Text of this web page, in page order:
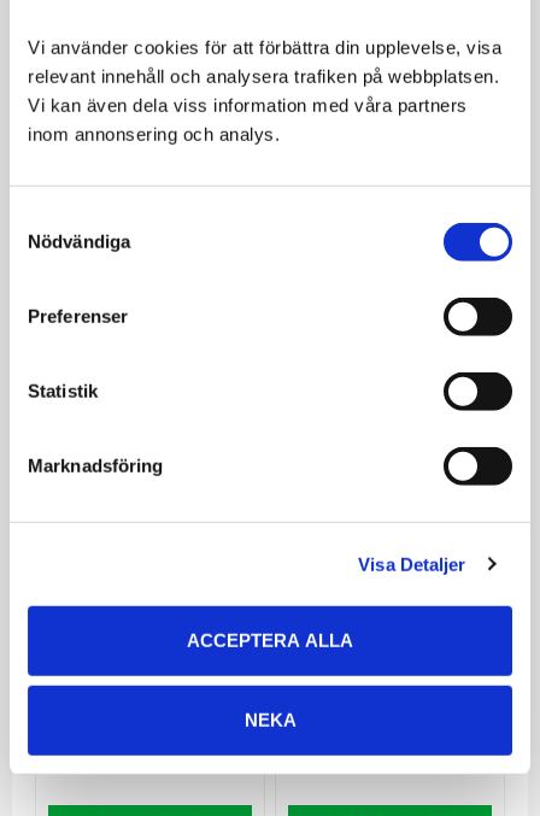
Vi använder cookies för att förbättra din upplevelse, visa
relevant innehåll och analysera trafiken på webbplatsen.
Vi kan även dela viss information med våra partners
inom annonsering och analys.
Selection
Nödvändiga
Preferenser
Statistik
Marknadsföring
Visa Detaljer
ACCEPTERA ALLA
NEKA
Dechra DermAllay
Oatmeal Schampo
219KR
Aptus Derma Care
Aptus Derma Care
Används på lokala
159KR
Dechra DermAllay
Oatmeal
Spraybalsam
spraybalsam med
havremjöl
219KR